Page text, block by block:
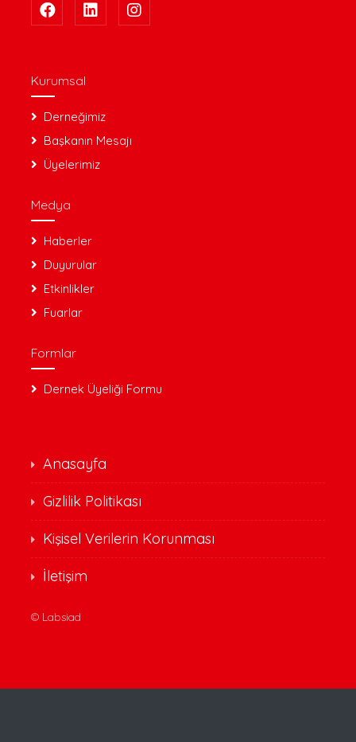
Kurumsal
Derneğimiz
Başkanın Mesajı
Üyelerimiz
Medya
Haberler
Duyurular
Etkinlikler
Fuarlar
Formlar
Dernek Üyeliği Formu
Anasayfa
Gizlilik Politikası
Kişisel Verilerin Korunması
İletişim
© Labsiad